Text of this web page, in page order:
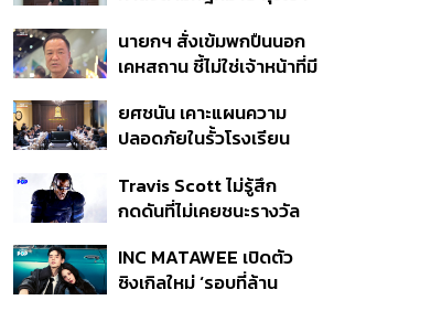
หายไทยไม่อาจลบด้วย
ข้อมูลบิดเบือน
นายกฯ สั่งเข้มพกปืนนอก
เคหสถาน ชี้ไม่ใช่เจ้าหน้าที่มี
ก่อเหตุ เจ้าของร่วมรับผิด
ยศชนัน เคาะแผนความ
ปลอดภัยในรั้วโรงเรียน
ดูแล-คุมเข้มคัดกรองสิ่ง
ผิดกฎหมาย
Travis Scott ไม่รู้สึก
กดดันที่ไม่เคยชนะรางวัล
แล้ว 10 ครั้ง
INC MATAWEE เปิดตัว
ซิงเกิลใหม่ ‘รอบที่ล้าน